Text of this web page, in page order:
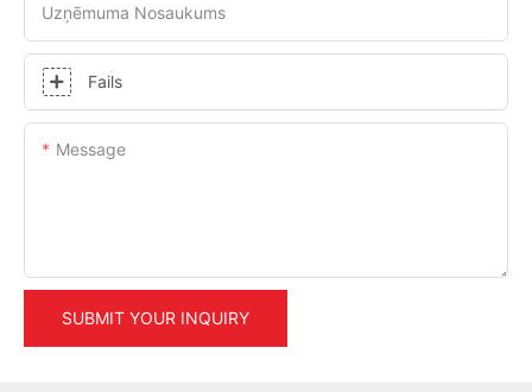
Uzņēmuma Nosaukums
Fails
Message
SUBMIT YOUR INQUIRY